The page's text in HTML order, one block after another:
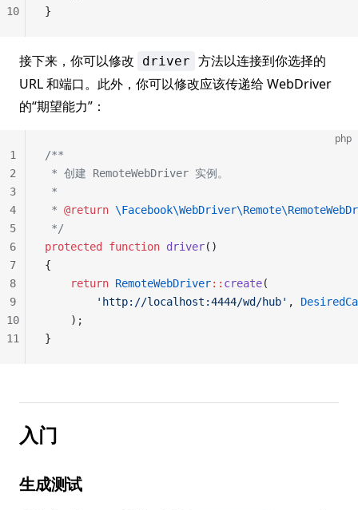
}
10
接下来，你可以修改 driver 方法以连接到你选择的
URL 和端口。此外，你可以修改应该传递给 WebDriver
的“期望能力”：
php
/**
* 创建 RemoteWebDriver 实例。
*
* @return
*/
protected
function driver()
{
    return
RemoteWebDriver:: create(
        'http://localhost:4444/wd/hub'
,
    );
}
1
2
3
4
5
6
7
8
9
10
11
入门
生成测试